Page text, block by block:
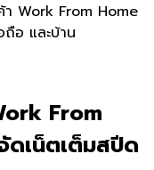
Work From Home
อ และบ้าน
From
ดเน็ตเต็มสปีด